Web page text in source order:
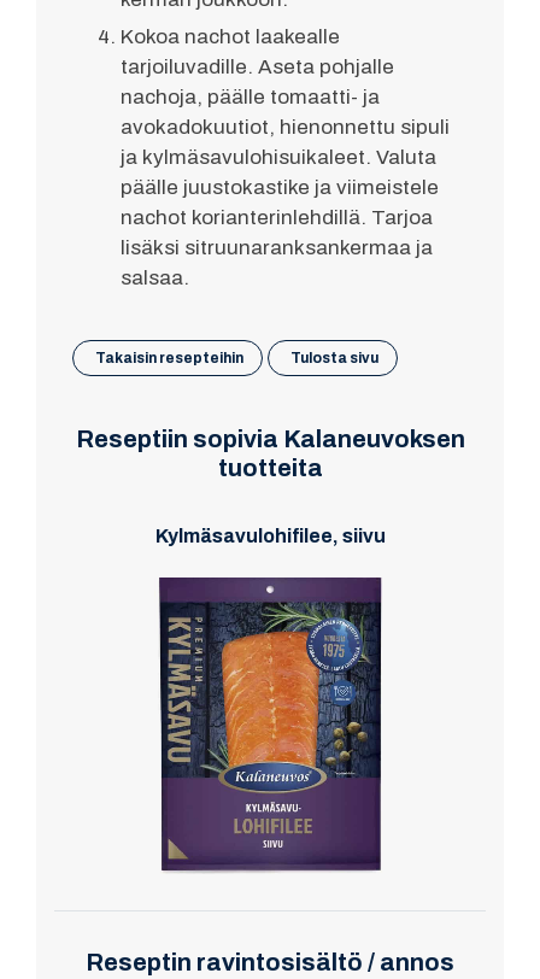
Kokoa nachot laakealle
tarjoiluvadille. Aseta pohjalle
nachoja, päälle tomaatti- ja
avokadokuutiot, hienonnettu sipuli
ja kylmäsavulohisuikaleet. Valuta
päälle juustokastike ja viimeistele
nachot korianterinlehdillä. Tarjoa
lisäksi sitruunaranksankermaa ja
salsaa.
Takaisin resepteihin Tulosta sivu
Reseptiin sopivia Kalaneuvoksen
tuotteita
Kylmäsavulohifilee, siivu
Reseptin ravintosisältö / annos